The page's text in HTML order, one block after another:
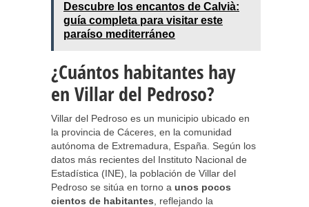
Descubre los encantos de Calvià:
guía completa para visitar este
paraíso mediterráneo
¿Cuántos habitantes hay
en Villar del Pedroso?
Villar del Pedroso es un municipio ubicado en
la provincia de Cáceres, en la comunidad
autónoma de Extremadura, España. Según los
datos más recientes del Instituto Nacional de
Estadística (INE), la población de Villar del
Pedroso se sitúa en torno a unos pocos
cientos de habitantes , reflejando la